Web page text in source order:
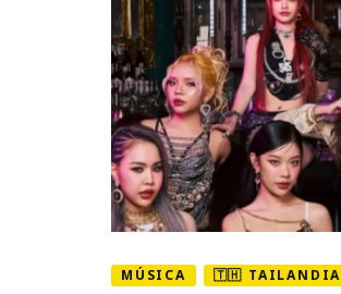
MÚSICA 🇹🇭 TAILANDIA